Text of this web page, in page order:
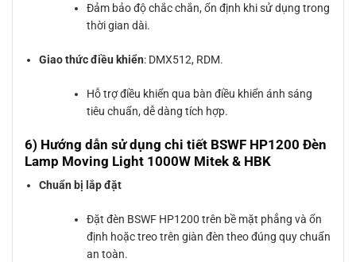
Đảm bảo độ chắc chắn, ổn định khi sử dụng trong
thời gian dài.
Giao thức điều khiển: DMX512, RDM.
Hỗ trợ điều khiển qua bàn điều khiển ánh sáng
tiêu chuẩn, dễ dàng tích hợp.
6) Hướng dẫn sử dụng chi tiết BSWF HP1200 Đèn
Lamp Moving Light 1000W Mitek & HBK
Chuẩn bị lắp đặt
Đặt đèn BSWF HP1200 trên bề mặt phẳng và ổn
định hoặc treo trên giàn đèn theo đúng quy chuẩn
an toàn.